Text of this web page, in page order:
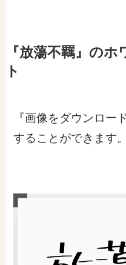
『放蕩不羈』の
ト
『画像をダウンロー
することができます。